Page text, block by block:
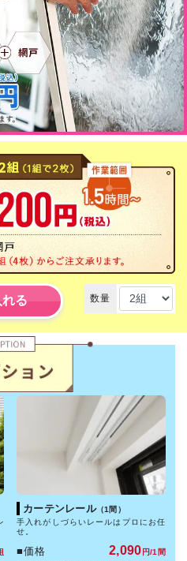
数量
る
カーテンレール（1間）
手入れがしづらいレールはプロにお任
せ。
■価格 2,090 円/1間